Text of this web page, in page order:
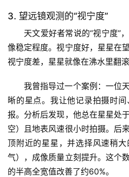
天
生
学
科
技
前
沿
3. 望远镜观测的“视宁度”
天文爱好者常说的“视宁度”
像稳定程度。视宁度好，星星在
视宁度差，星星就像在沸水里翻滚
我曾指导过一个案例 ：一位
晰的星点。我让他记录拍摄时
报。分析后发现，他总在星星处
空）且地表风速很小时拍摄。后
顶附近的星星，并选择风速稍
气），成像质量立刻提升。 这个
的半高全宽值改善了约60%。